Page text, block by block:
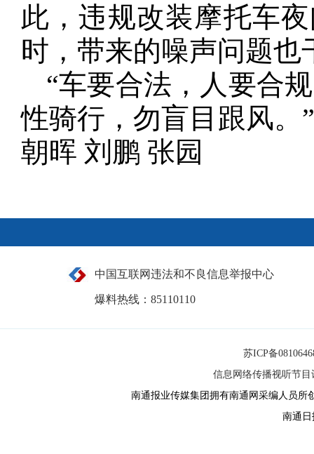
此，违规改装摩托车
时，带来的噪声问题也
“车要合法，人要合
性骑行，勿盲目跟风。
朝晖 刘鹏 张园
中国互联网违法和不良信息举报中心
爆料热线：85110110
苏ICP备
信息网络传播视听节目
南通报业传媒集团拥有南通网采编人员所
南通日